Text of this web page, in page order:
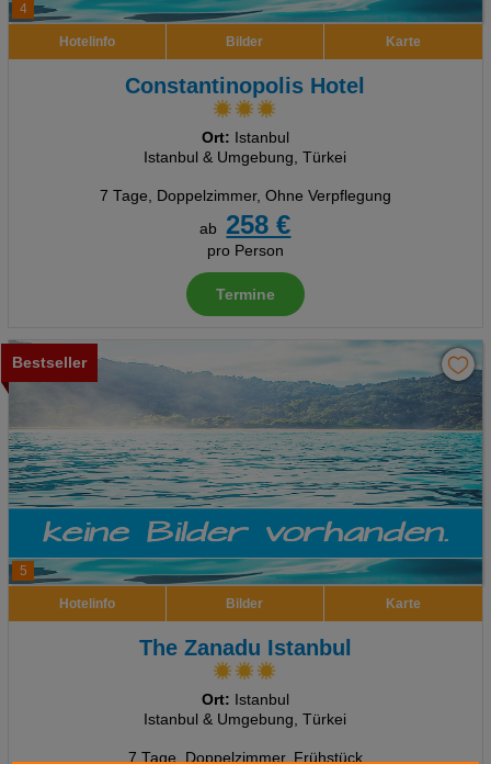
4
Hotelinfo Bilder Karte
Constantinopolis Hotel
Ort: Istanbul
Istanbul & Umgebung, Türkei
7 Tage, Doppelzimmer, Ohne Verpflegung
ab
258 €
pro Person
Termine
5
Bestseller
Hotelinfo Bilder Karte
The Zanadu Istanbul
Ort: Istanbul
Istanbul & Umgebung, Türkei
7 Tage, Doppelzimmer, Frühstück